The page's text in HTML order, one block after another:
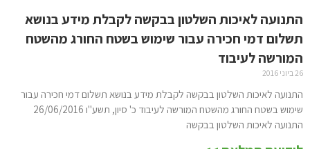
התנועה לאיכות השלטון בבקשה לקבלת מידע בנושא
תשלום דמי חכירה עבור שימוש בשטח החורג מהשטח
המורשה לעיבוד
26 ביוני 2016
התנועה לאיכות השלטון בבקשה לקבלת מידע בנושא תשלום דמי חכירה עבור
שימוש בשטח החורג מהשטח המורשה לעיבוד כ' סיון, תשע"ו 26/06/2016
התנועה לאיכות השלטון בבקשה